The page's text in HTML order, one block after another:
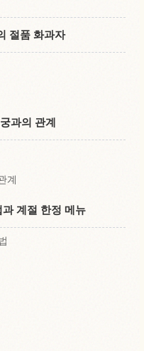
절품 화과자
과의 관계
계
계절 한정 메뉴